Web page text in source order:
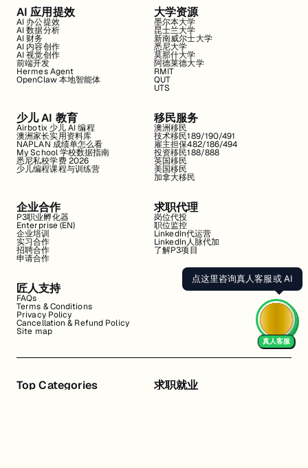
AI 应用提效
AI 办公提效
AI 数据分析
AI 财务
AI 内容创作
AI 视觉创作
前端开发
Hermes Agent
OpenClaw 本地智能体
大学资源
墨尔本大学
昆士兰大学
新南威尔士大学
悉尼大学
莫那什大学
阿德莱德大学
RMIT
QUT
UTS
少儿 AI 教育
Airbotix 少儿 AI 编程
澳洲家长实用资料库
NAPLAN 成绩单怎么看
My School 学校数据指南
悉尼私校学费 2026
少儿编程课程与训练营
移民服务
澳洲移民
技术移民189/190/491
雇主担保482/186/494
投资移民188/888
英国移民
美国移民
加拿大移民
企业合作
P3职业孵化器
Enterprise (EN)
企业培训
实习合作
招聘合作
申请合作
求职代理
岗位代投
职位监控
LinkedIn代运营
LinkedIn人脉代加
了解P3项目
匠人支持
FAQs
Terms & Conditions
Privacy Policy
Cancellation & Refund Policy
Site map
Top Categories 求职就业
点这里咨询真人客服或 AI
真人客服